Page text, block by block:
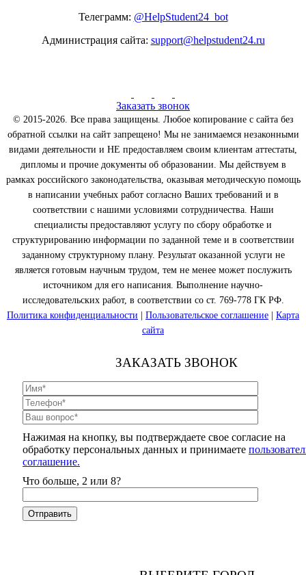
Телеграмм: @HelpStudent24_bot
Администрация сайта: support@helpstudent24.ru
Заказать звонок
© 2015-2026. Все права защищены. Любое копирование с сайта без
обратной ссылки на сайт запрещено! Мы не занимаемся незаконными
видами деятельности и НЕ предоставляем своим клиентам аттестаты,
дипломы и прочие документы об образовании. Мы действуем в
рамках российского законодательства, оказывая методическую помощь
в написании учебных работ согласно Ваших требований и в
соответствии с нашими условиями сотрудничества. Наши
специалисты предоставляют услугу по сбору обработке и
структурированию информации по заданной теме и в соответствии
заданному структурному плану. Результат оказанной услуги не
является готовым научным трудом, тем не менее может послужить
источником для его написания. Выполнение научно-
исследовательских работ, в соответствии со ст. 769-778 ГК РФ.
Политика конфиденциальности
Пользовательское соглашение
Карта
сайта
ЗАКАЗАТЬ ЗВОНОК
Нажимая на кнопку, вы подтверждаете свое согласие на
обработку персональных данных и принимаете
соглашение.
Что больше, 2 или 8?